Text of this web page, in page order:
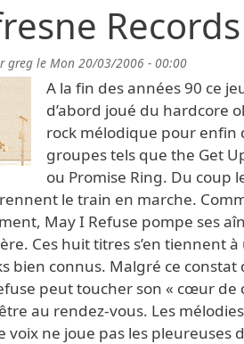
greg le Mon 20/03/2006 - 00:00
A la fin des années 90 ce
d’abord joué du hardcore
rock mélodique pour enfin
groupes tels que the Get
ou Promise Ring. Du coup
le train en marche.
May I Refuse pompe ses
Ces huit titres s’en tiennent à
bien connus. Malgré ce
peut toucher son « cœur de
au rendez-vous. Les
voix ne joue pas les pleureuses